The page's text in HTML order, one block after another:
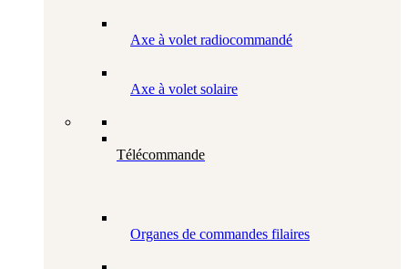
Axe à volet radiocommandé
Axe à volet solaire
Télécommande
Organes de commandes filaires